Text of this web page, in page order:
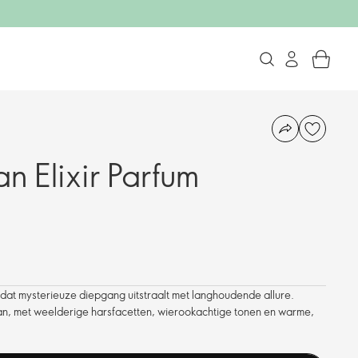
Elixir Parfum
mysterieuze diepgang uitstraalt met langhoudende allure.
met weelderige harsfacetten, wierookachtige tonen en warme,